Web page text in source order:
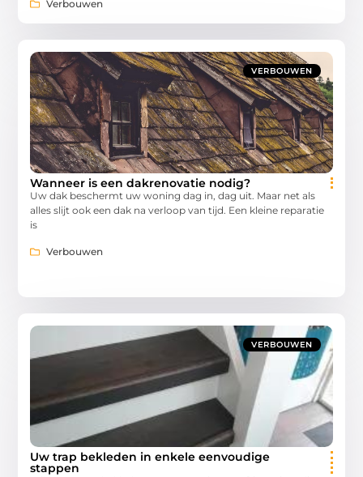
Verbouwen
VERBOUWEN
Wanneer is een dakrenovatie nodig?
Uw dak beschermt uw woning dag in, dag uit. Maar net als
alles slijt ook een dak na verloop van tijd. Een kleine reparatie
is
Verbouwen
VERBOUWEN
Uw trap bekleden in enkele eenvoudige
stappen